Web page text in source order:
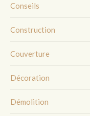
Conseils
Construction
Couverture
Décoration
Démolition